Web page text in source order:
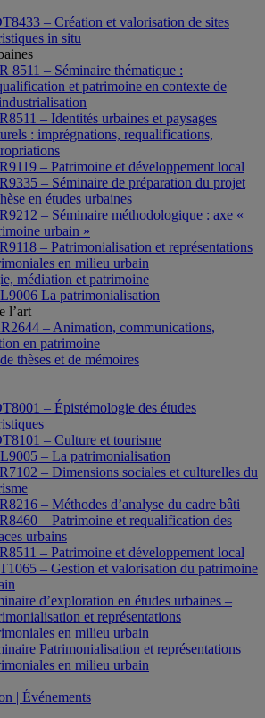
– Création et valorisation de sites
in situ
8511 – Séminaire thématique :
et patrimoine en contexte de
– Identités urbaines et paysages
: imprégnations, requalifications,
– Patrimoine et développement local
– Séminaire de préparation du projet
en études urbaines
– Séminaire méthodologique : axe «
urbain »
– Patrimonialisation et représentations
en milieu urbain
médiation et patrimoine
La patrimonialisation
l’art
– Animation, communications,
en patrimoine
thèses et de mémoires
– Épistémologie des études
– Culture et tourisme
– La patrimonialisation
– Dimensions sociales et culturelles du
– Méthodes d’analyse du cadre bâti
– Patrimoine et requalification des
urbains
– Patrimoine et développement local
– Gestion et valorisation du patrimoine
d’exploration en études urbaines –
et représentations
en milieu urbain
Patrimonialisation et représentations
en milieu urbain
| Événements